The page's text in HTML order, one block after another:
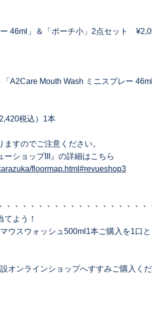
46ml」＆「ポーチ小」2点セット
「A2Care Mouth Wash ミニスプレー
税込）1本
ますのでご注意ください。
ショップIII』の詳細はこちら
floormap.html#revueshop3
・・・・・・・・・・・・・・・・・・
よう！
ウスウォッシュ500ml1本ご購⼊を1⼝と
ンラインショップへすすみご購入くだ